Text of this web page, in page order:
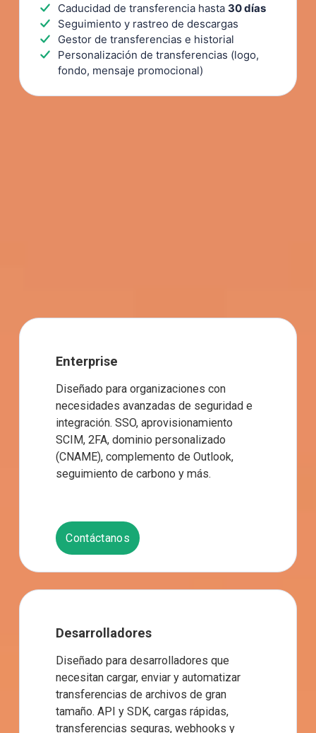
Caducidad de transferencia hasta 30 días
Seguimiento y rastreo de descargas
Gestor de transferencias e historial
Personalización de transferencias (logo,
fondo, mensaje promocional)
Enterprise
Diseñado para organizaciones con
necesidades avanzadas de seguridad e
integración. SSO, aprovisionamiento
SCIM, 2FA, dominio personalizado
(CNAME), complemento de Outlook,
seguimiento de carbono y más.
Contáctanos
Desarrolladores
Diseñado para desarrolladores que
necesitan cargar, enviar y automatizar
transferencias de archivos de gran
tamaño. API y SDK, cargas rápidas,
transferencias seguras, webhooks y